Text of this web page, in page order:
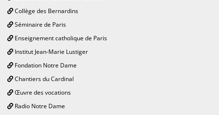
Collège des Bernardins
Séminaire de Paris
Enseignement catholique de Paris
Institut Jean-Marie Lustiger
Fondation Notre Dame
Chantiers du Cardinal
Œuvre des vocations
Radio Notre Dame